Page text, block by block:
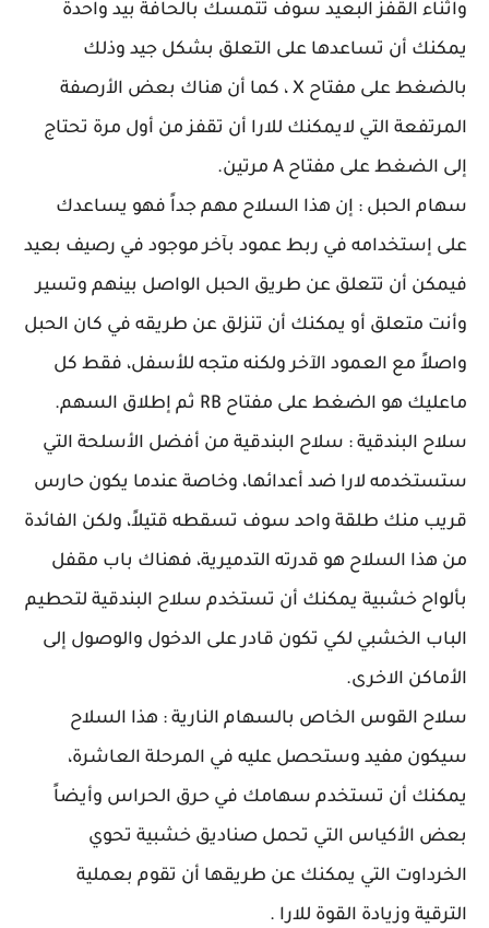
واثناء القفز البعيد سوف تتمسك بالحافة بيد واحدة
يمكنك أن تساعدها على التعلق بشكل جيد وذلك
بالضغط على مفتاح X ، كما أن هناك بعض الأرصفة
المرتفعة التي لايمكنك للارا أن تقفز من أول مرة تحتاج
إلى الضغط على مفتاح A مرتين.
سهام الحبل : إن هذا السلاح مهم جداً فهو يساعدك
على إستخدامه في ربط عمود بآخر موجود في رصيف بعيد
فيمكن أن تتعلق عن طريق الحبل الواصل بينهم وتسير
وأنت متعلق أو يمكنك أن تنزلق عن طريقه في كان الحبل
واصلاً مع العمود الآخر ولكنه متجه للأسفل، فقط كل
ماعليك هو الضغط على مفتاح RB ثم إطلاق السهم.
سلاح البندقية : سلاح البندقية من أفضل الأسلحة التي
ستستخدمه لارا ضد أعدائها، وخاصة عندما يكون حارس
قريب منك طلقة واحد سوف تسقطه قتيلاً، ولكن الفائدة
من هذا السلاح هو قدرته التدميرية، فهناك باب مقفل
بألواح خشبية يمكنك أن تستخدم سلاح البندقية لتحطيم
الباب الخشبي لكي تكون قادر على الدخول والوصول إلى
الأماكن الاخرى.
سلاح القوس الخاص بالسهام النارية : هذا السلاح
سيكون مفيد وستحصل عليه في المرحلة العاشرة،
يمكنك أن تستخدم سهامك في حرق الحراس وأيضاً
بعض الأكياس التي تحمل صناديق خشبية تحوي
الخرداوت التي يمكنك عن طريقها أن تقوم بعملية
الترقية وزيادة القوة للارا .